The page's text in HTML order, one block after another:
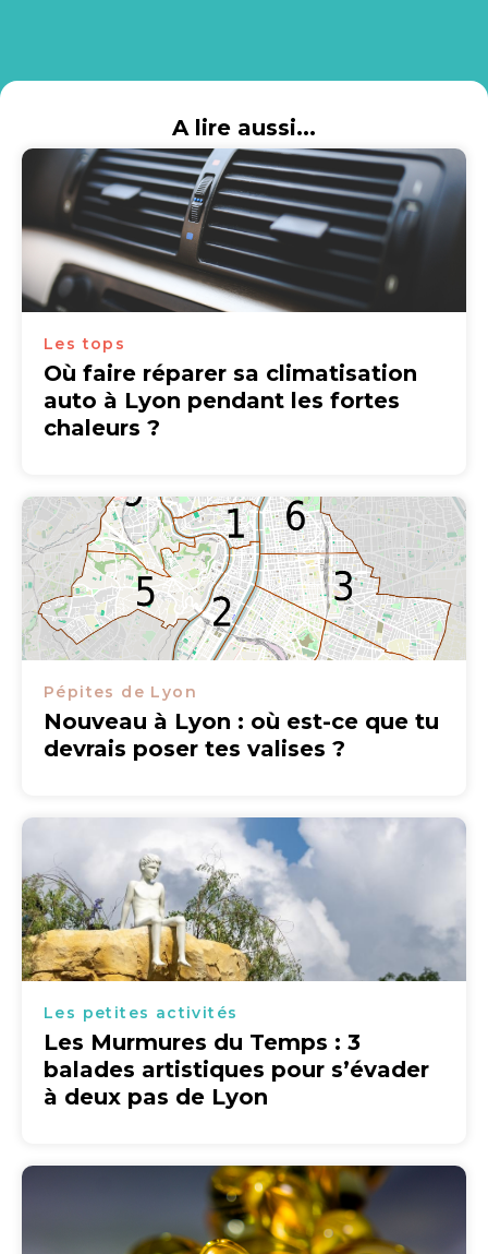
A lire aussi...
Les tops
Où faire réparer sa climatisation
auto à Lyon pendant les fortes
chaleurs ?
Pépites de Lyon
Nouveau à Lyon : où est-ce que tu
devrais poser tes valises ?
Les petites activités
Les Murmures du Temps : 3
balades artistiques pour s’évader
à deux pas de Lyon